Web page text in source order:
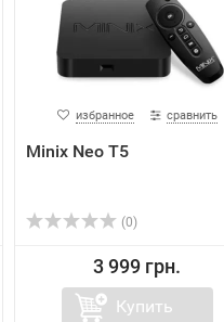
избранное сравнить
Minix Neo T5
(0)
3 999 грн.
Купить